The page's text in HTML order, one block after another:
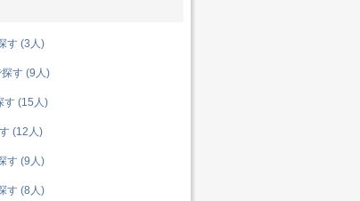
す (3人)
す (9人)
す (15人)
(12人)
す (9人)
す (8人)